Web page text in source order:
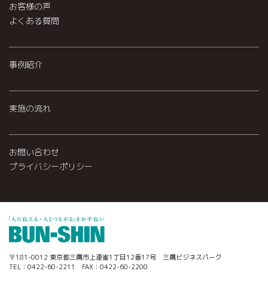
お客様の声
よくある質問
事例紹介
実施の流れ
お問い合わせ
プライバシーポリシー
〒181-0012 東京都三鷹市上連雀1丁目12番17号 三鷹ビジネスパーク
TEL：0422-60-2211 FAX：0422-60-2200